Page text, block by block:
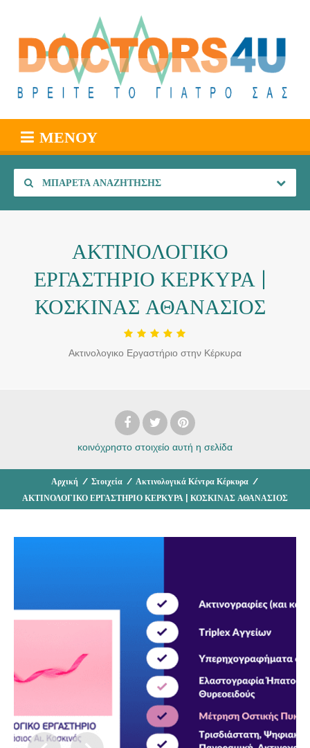
ΜΕΝΟΎ
ΜΠΑΡΈΤΑ ΑΝΑΖΉΤΗΣΗΣ
ΑΚΤΙΝΟΛΟΓΙΚΟ
ΕΡΓΑΣΤΗΡΙΟ ΚΕΡΚΥΡΑ |
ΚΟΣΚΙΝΑΣ ΑΘΑΝΑΣΙΟΣ
Ακτινολογικο Εργαστήριο στην Κέρκυρα
κοινόχρηστο στοιχείο αυτή η σελίδα
Αρχική / Στοιχεία / Ακτινολογικά Κέντρα Κέρκυρα /
ΑΚΤΙΝΟΛΟΓΙΚΟ ΕΡΓΑΣΤΗΡΙΟ ΚΕΡΚΥΡΑ | ΚΟΣΚΙΝΑΣ ΑΘΑΝΑΣΙΟΣ